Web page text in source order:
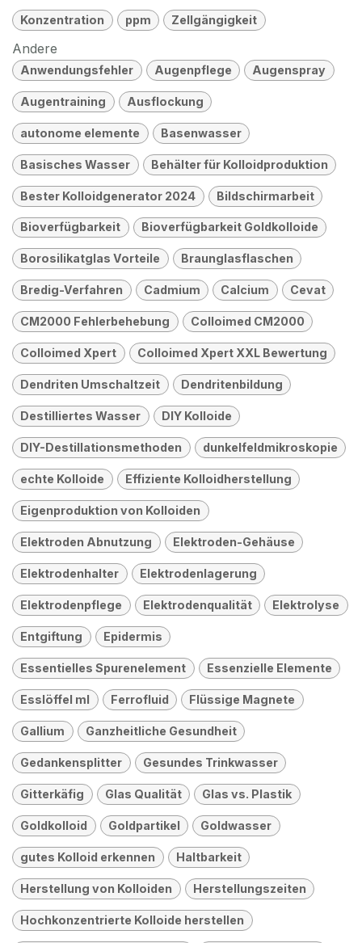
Konzentration ppm Zellgängigkeit
Andere
Anwendungsfehler Augenpflege Augenspray
Augentraining Ausflockung
autonome elemente Basenwasser
Basisches Wasser Behälter für Kolloidproduktion
Bester Kolloidgenerator 2024 Bildschirmarbeit
Bioverfügbarkeit Bioverfügbarkeit Goldkolloide
Borosilikatglas Vorteile Braunglasflaschen
Bredig-Verfahren Cadmium Calcium Cevat
CM2000 Fehlerbehebung Colloimed CM2000
Colloimed Xpert Colloimed Xpert XXL Bewertung
Dendriten Umschaltzeit Dendritenbildung
Destilliertes Wasser DIY Kolloide
DIY-Destillationsmethoden dunkelfeldmikroskopie
echte Kolloide Effiziente Kolloidherstellung
Eigenproduktion von Kolloiden
Elektroden Abnutzung Elektroden-Gehäuse
Elektrodenhalter Elektrodenlagerung
Elektrodenpflege Elektrodenqualität Elektrolyse
Entgiftung Epidermis
Essentielles Spurenelement Essenzielle Elemente
Esslöffel ml Ferrofluid Flüssige Magnete
Gallium Ganzheitliche Gesundheit
Gedankensplitter Gesundes Trinkwasser
Gitterkäfig Glas Qualität Glas vs. Plastik
Goldkolloid Goldpartikel Goldwasser
gutes Kolloid erkennen Haltbarkeit
Herstellung von Kolloiden Herstellungszeiten
Hochkonzentrierte Kolloide herstellen